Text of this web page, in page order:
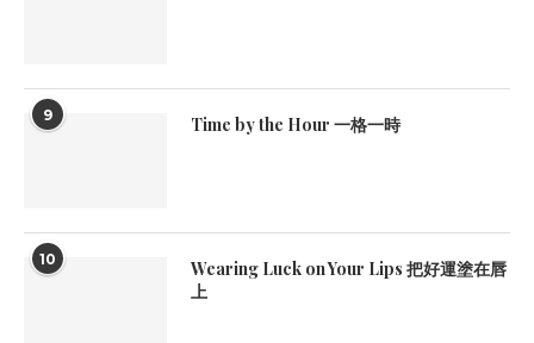
9 Time by the Hour 一格一時
10
Wearing Luck on Your Lips 把好運塗在唇
上